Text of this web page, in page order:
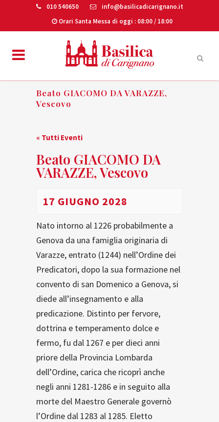
010 540650
info@basilicadicarignano.it
Orari Santa Messa di oggi : 08:00 / 18:00
Beato GIACOMO DA VARAZZE,
Vescovo
« Tutti Eventi
Beato GIACOMO DA
VARAZZE, Vescovo
17 GIUGNO 2028
Nato intorno al 1226 probabilmente a
Genova da una famiglia originaria di
Varazze, entrato (1244) nell’Ordine dei
Predicatori, dopo la sua formazione nel
convento di san Domenico a Genova, si
diede all’insegnamento e alla
predicazione. Distinto per fervore,
dottrina e temperamento dolce e
fermo, fu dal 1267 e per dieci anni
priore della Provincia Lombarda
dell’Ordine, carica che ricoprì anche
negli anni 1281-1286 e in seguito alla
morte del Maestro Generale governò
l’Ordine dal 1283 al 1285. Eletto